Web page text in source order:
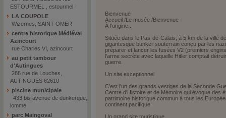
ESTOURMEL , estourmel
LA COUPOLE
Wizernes, SAINT OMER
centre historique Médiéval
Azincourt
rue Charles VI, azincourt
au petit tambour
d'Autingues
288 rue de Louches,
AUTINGUES 62610
piscine municipale
433 bis avenue de dunkerque,
lomme
parc Maingoval
Bienvenue
Accueil /Le musée /Bienvenue
À l'origine...
Située dans le Pas-de-Calais, à 5 km de la ville
gigantesque bunker souterrain conçu par les
préparer et lancer les fusées V2 (premiers
l'arme secrète avec laquelle Hitler comptait
guerre.
Un site exceptionnel
C'est l'un des grands vestiges de la Seconde
Centre d'Histoire et de Mémoire qui évoque des
patrimoine historique commun à tous les
continent pacifique.
Un grand site touristique